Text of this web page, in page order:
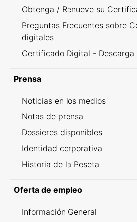
Obtenga / Renueve su
Preguntas Frecuentes sobre
digitales
Certificado Digital - Descarga
Prensa
Noticias en los medios
Notas de prensa
Dossieres disponibles
Identidad corporativa
Historia de la Peseta
Oferta de empleo
Información General